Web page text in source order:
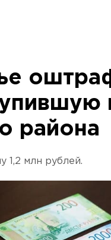
района
1,2 млн рублей.